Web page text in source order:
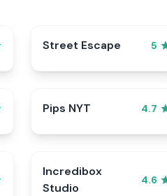
Street Escape 5
Pips NYT 4.7
Incredibox
Studio
4.6